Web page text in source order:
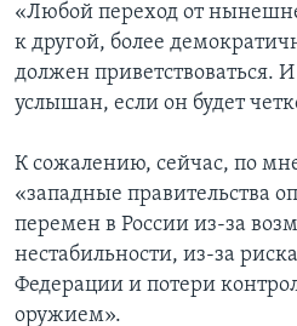
«Любой переход от
к другой, более
должен приветствоваться. И
услышан, если он будет
К сожалению, сейчас, по
«западные правительства
перемен в России из-за
нестабильности, из-за
Федерации и потери
оружием».